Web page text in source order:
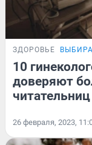
ЗДОРОВЬЕ
10
доверяют
читательниц
26 февраля, 2023,